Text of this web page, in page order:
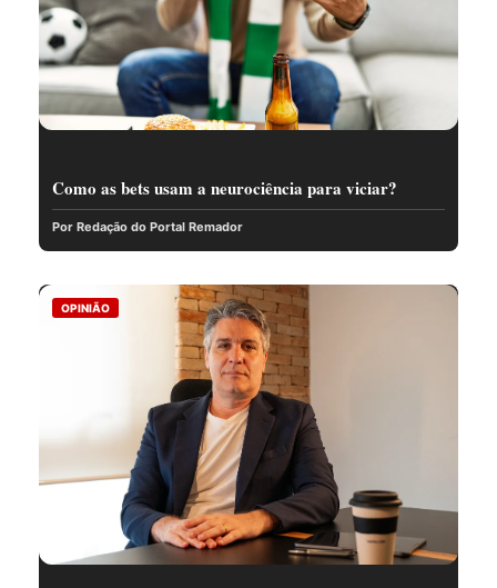
Como as bets usam a neurociência para viciar?
Por Redação do Portal Remador
OPINIÃO